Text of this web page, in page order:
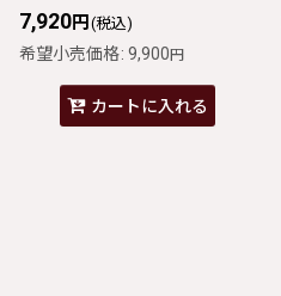
7,920円 (税込)
希望小売価格: 9,900円
カートに入れる